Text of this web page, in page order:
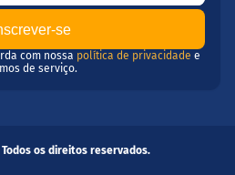
com nossa política de privacidade e
de serviço.
os direitos reservados.